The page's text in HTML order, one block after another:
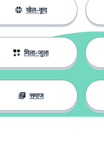
खेल-कूद
मिला-जुला
समाज